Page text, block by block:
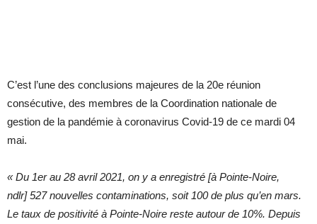
C’est l’une des conclusions majeures de la 20e réunion
consécutive, des membres de la Coordination nationale de
gestion de la pandémie à coronavirus Covid-19 de ce mardi 04
mai.
« Du 1er au 28 avril 2021, on y a enregistré [à Pointe-Noire,
ndlr] 527 nouvelles contaminations, soit 100 de plus qu’en mars.
Le taux de positivité à Pointe-Noire reste autour de 10%. Depuis